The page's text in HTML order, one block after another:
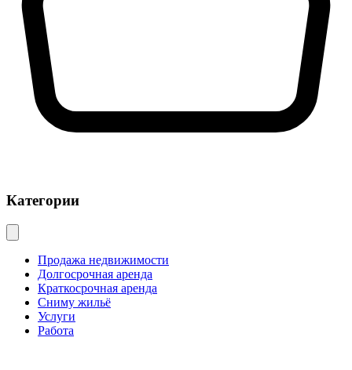
Категории
Продажа недвижимости
Долгосрочная аренда
Краткосрочная аренда
Сниму жильё
Услуги
Работа